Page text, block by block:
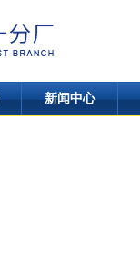
新闻中心